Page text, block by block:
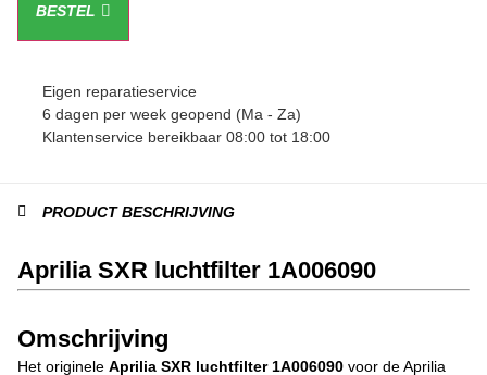
BESTEL
Eigen reparatieservice
6 dagen per week geopend (Ma - Za)
Klantenservice bereikbaar 08:00 tot 18:00
PRODUCT BESCHRIJVING
Aprilia SXR luchtfilter 1A006090
Omschrijving
Het originele Aprilia SXR luchtfilter 1A006090 voor de Aprilia